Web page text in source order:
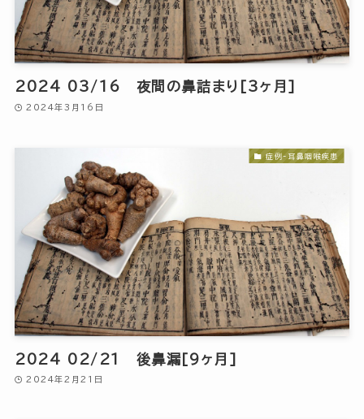
2024 03/16 夜間の鼻詰まり[3ヶ月]
2024年3月16日
症例-耳鼻咽喉疾患
2024 02/21 後鼻漏[9ヶ月]
2024年2月21日